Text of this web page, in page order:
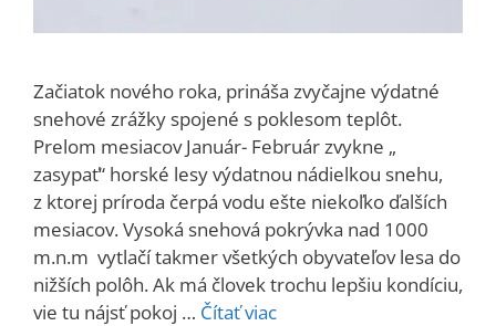
Začiatok nového roka, prináša zvyčajne výdatné
snehové zrážky spojené s poklesom teplôt.
Prelom mesiacov Január- Február zvykne „
zasypať“ horské lesy výdatnou nádielkou snehu,
z ktorej príroda čerpá vodu ešte niekoľko ďalších
mesiacov. Vysoká snehová pokrývka nad 1000
m.n.m vytlačí takmer všetkých obyvateľov lesa do
nižších polôh. Ak má človek trochu lepšiu kondíciu,
vie tu nájsť pokoj … Čítať viac